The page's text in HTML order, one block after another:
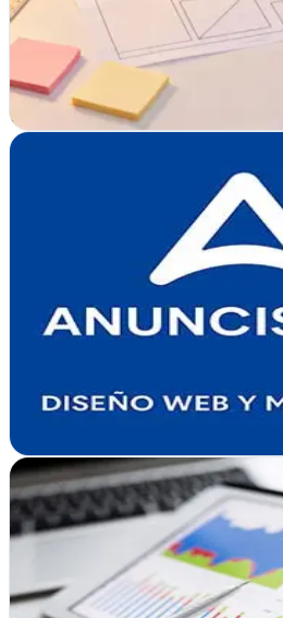
webs orientadas a conversión, SEO
rendimiento.
Responde rápido
Presupuesto gratis
Pedir presupuestoVer ficha
Diseño web Lleida -
Diseño web en Lleida con enfoque en
sólida
Ver ficha
Jesús Porras
Córdoba